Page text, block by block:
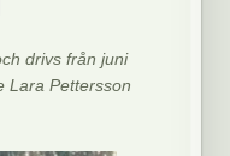
drivs från juni
Lara Pettersson